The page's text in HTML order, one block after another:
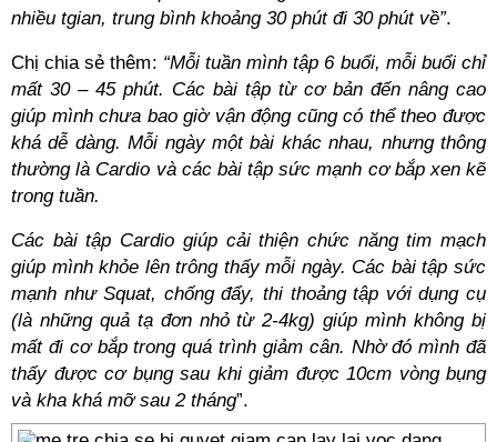
nhiều tgian, trung bình khoảng 30 phút đi 30 phút về”.
Chị chia sẻ thêm: “Mỗi tuần mình tập 6 buổi, mỗi buổi chỉ
mất 30 – 45 phút. Các bài tập từ cơ bản đến nâng cao
giúp mình chưa bao giờ vận động cũng có thể theo được
khá dễ dàng. Mỗi ngày một bài khác nhau, nhưng thông
thường là Cardio và các bài tập sức mạnh cơ bắp xen kẽ
trong tuần.
Các bài tập Cardio giúp cải thiện chức năng tim mạch
giúp mình khỏe lên trông thấy mỗi ngày. Các bài tập sức
mạnh như Squat, chống đẩy, thi thoảng tập với dụng cụ
(là những quả tạ đơn nhỏ từ 2-4kg) giúp mình không bị
mất đi cơ bắp trong quá trình giảm cân. Nhờ đó mình đã
thấy được cơ bụng sau khi giảm được 10cm vòng bụng
và kha khá mỡ sau 2 tháng”.